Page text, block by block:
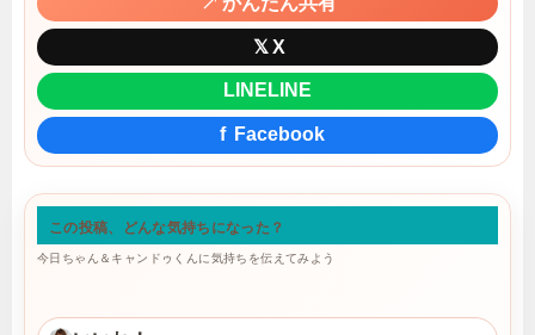
𝕏 X
LINE LINE
f Facebook
この投稿、どんな気持ちになった？
今日ちゃん＆キャンドゥくんに気持ちを伝えてみよう